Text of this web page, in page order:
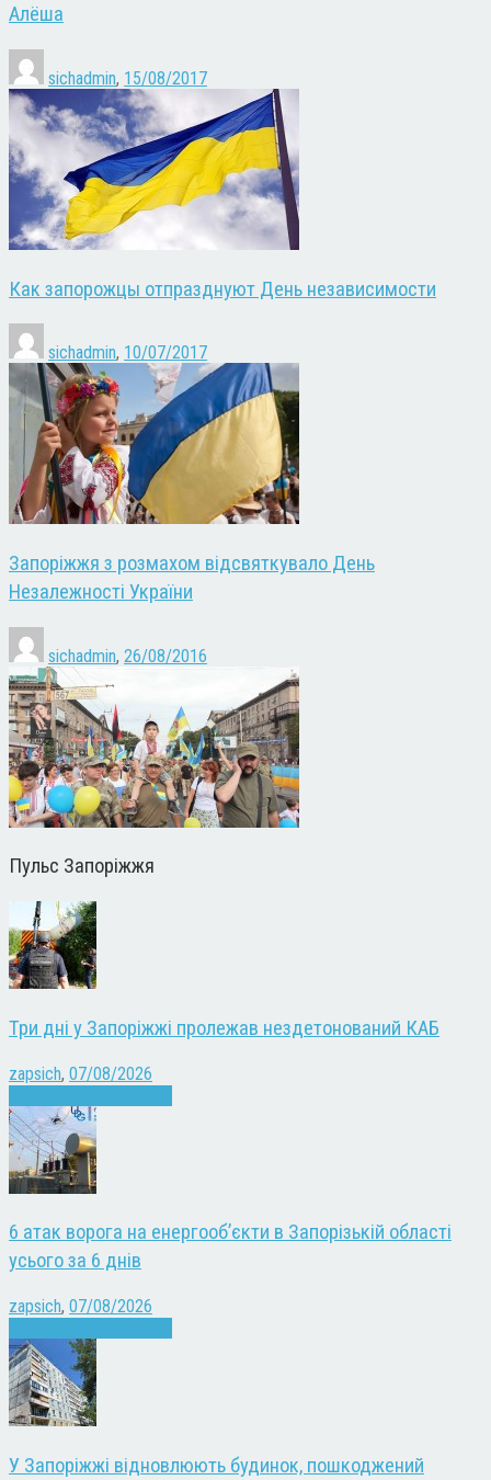
Алёша
sichadmin, 15/08/2017
Как запорожцы отпразднуют День независимости
sichadmin, 10/07/2017
Запоріжжя з розмахом відсвяткувало День
Незалежності України
sichadmin, 26/08/2016
Пульс Запоріжжя
Три дні у Запоріжжі пролежав нездетонований КАБ
zapsich, 07/08/2026
6 атак ворога на енергооб’єкти в Запорізькій області
усього за 6 днів
zapsich, 07/08/2026
У Запоріжжі відновлюють будинок, пошкоджений